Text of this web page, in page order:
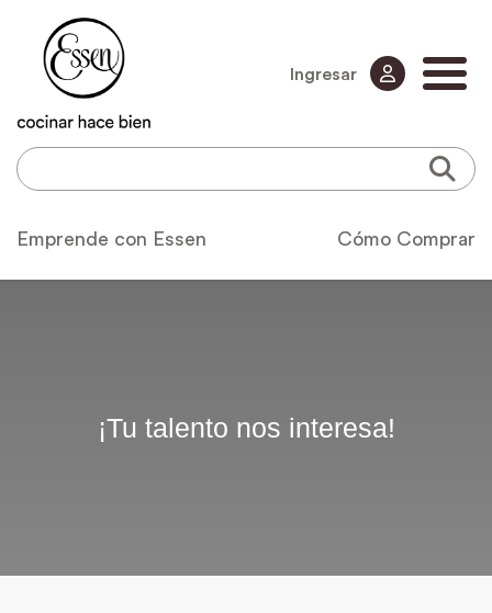
Ingresar
Emprende con Essen Cómo Comprar
¡Tu talento nos interesa!